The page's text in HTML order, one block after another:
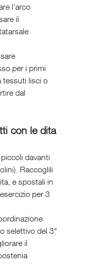
l’arco
il
per i primi
tessuti lisci o
dal
con le dita
davanti
Raccoglili
e spostali in
per 3
selettivo del 3°
il